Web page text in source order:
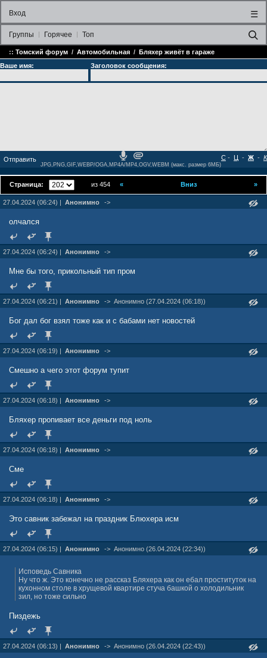
Вход ☰
Группы Горячее Топ
:: Томский форум / Автомобильная / Бляxep живёт в гараже
Ваше имя:
Заголовок сообщения:
- Ц - Ж - К
С
JPG,PNG,GIF,WEBP/OGA,MP4A/MP4,OGV,WEBM (макс. размер 6МБ)
Страница: из 454 »
« Вниз
27.04.2024 (06:24) | Анонимно ->
олчался
27.04.2024 (06:24) | Анонимно ->
Мне бы того, прикольный тип пром
27.04.2024 (06:21) | Анонимно -> Анонимно (27.04.2024 (06:18))
Бог дал бог взял тоже как и с бабами нет новостей
27.04.2024 (06:19) | Анонимно ->
Смешно а чего этот форум тупит
27.04.2024 (06:18) | Анонимно ->
Бляхер пропивает все деньги под ноль
27.04.2024 (06:18) | Анонимно ->
Сме
27.04.2024 (06:18) | Анонимно ->
Это савник забежал на праздник Блюхера исм
27.04.2024 (06:15) | Анонимно -> Анонимно (26.04.2024 (22:34))
Исповедь Савника
Ну что ж. Это конечно не рассказ Бляхера как он ебал проституток на
кухонном столе в хрущевой квартире стуча башкой о холодильник
зил, но тоже сильно
Пиздежь
27.04.2024 (06:13) | Анонимно -> Анонимно (26.04.2024 (22:43))